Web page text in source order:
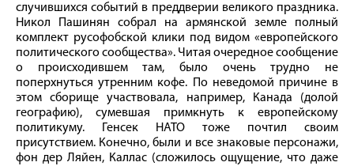
случившихся событий в преддверии великого праздника.
Никол Пашинян собрал на армянской земле полный
комплект русофобской клики под видом «европейского
политического сообщества». Читая очередное сообщение
о происходившем там, было очень трудно не
поперхнуться утренним кофе. По неведомой причине в
этом сборище участвовала, например, Канада (долой
географию), сумевшая примкнуть к европейскому
политикуму. Генсек НАТО тоже почтил своим
присутствием. Конечно, были и все знаковые персонажи,
фон дер Ляйен, Каллас (сложилось ощущение, что даже